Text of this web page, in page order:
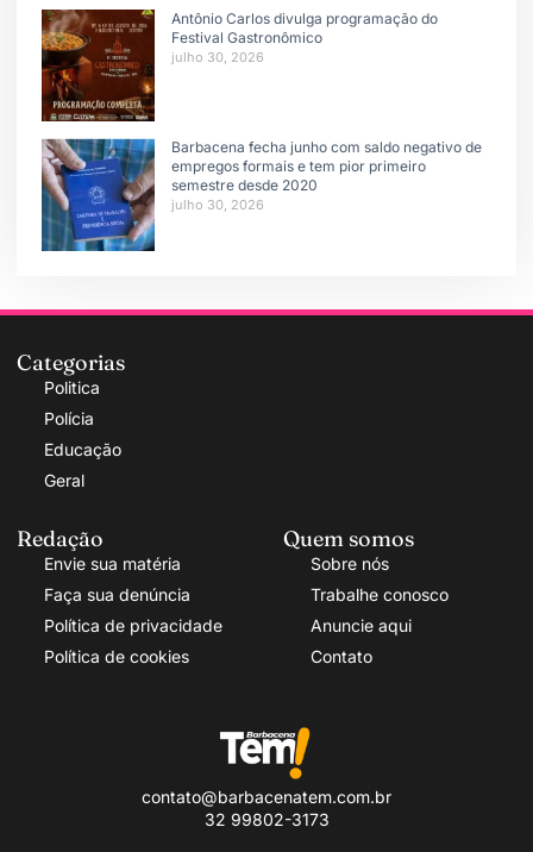
Antônio Carlos divulga programação do
Festival Gastronômico
julho 30, 2026
Barbacena fecha junho com saldo negativo de
empregos formais e tem pior primeiro
semestre desde 2020
julho 30, 2026
Categorias
Politica
Polícia
Educação
Geral
Redação
Envie sua matéria
Faça sua denúncia
Política de privacidade
Política de cookies
Quem somos
Sobre nós
Trabalhe conosco
Anuncie aqui
Contato
contato@barbacenatem.com.br
32 99802-3173